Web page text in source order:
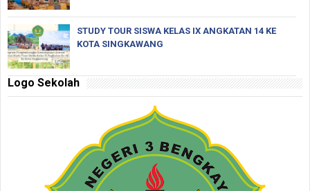
STUDY TOUR SISWA KELAS IX ANGKATAN 14 KE
KOTA SINGKAWANG
Logo Sekolah